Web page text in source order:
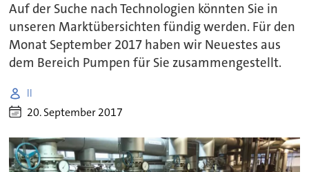
Auf der Suche nach Technologien könnten Sie in
unseren Marktübersichten fündig werden. Für den
Monat September 2017 haben wir Neuestes aus
dem Bereich Pumpen für Sie zusammengestellt.
ll
20. September 2017